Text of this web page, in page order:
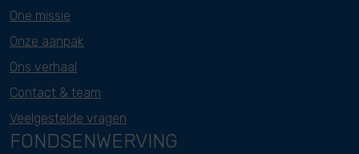
One missie
Onze aanpak
Ons verhaal
Contact & team
Veelgestelde vragen
FONDSENWERVING